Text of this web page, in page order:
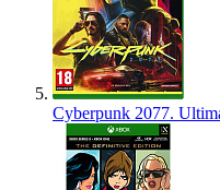
Cyberpunk 2077.